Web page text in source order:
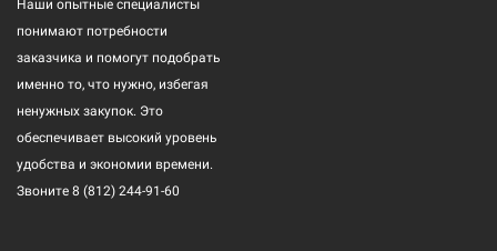
Наши опытные специалисты
понимают потребности
заказчика и помогут подобрать
именно то, что нужно, избегая
ненужных закупок. Это
обеспечивает высокий уровень
удобства и экономии времени.
Звоните 8 (812) 244-91-60